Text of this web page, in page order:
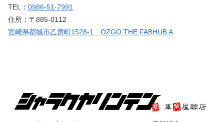
TEL： 0986-51-7991
住所：〒885-0112
宮崎県都城市乙房町1528-1 OZGO THE FABHUB A